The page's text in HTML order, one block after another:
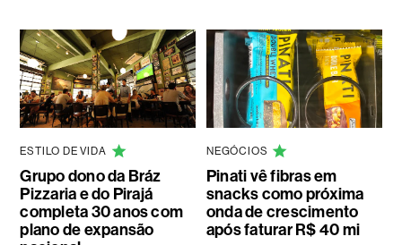
ESTILO DE VIDA
Grupo dono da Bráz
Pizzaria e do Pirajá
completa 30 anos com
plano de expansão
NEGÓCIOS
Pinati vê fibras em
snacks como próxima
onda de crescimento
após faturar R$ 40 mi